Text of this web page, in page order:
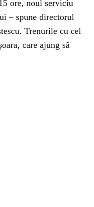
ore, noul serviciu
– spune directorul
Trenurile cu cel
care ajung să